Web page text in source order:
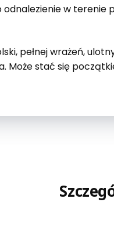
w
pełnej wrażeń,
Może stać się